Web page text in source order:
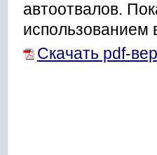
автоотвалов.
использованием
Скачать pdf-